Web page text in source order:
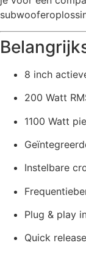
8 inch
200 Watt
1100 Watt
Instelbare
Plug & play
Quick